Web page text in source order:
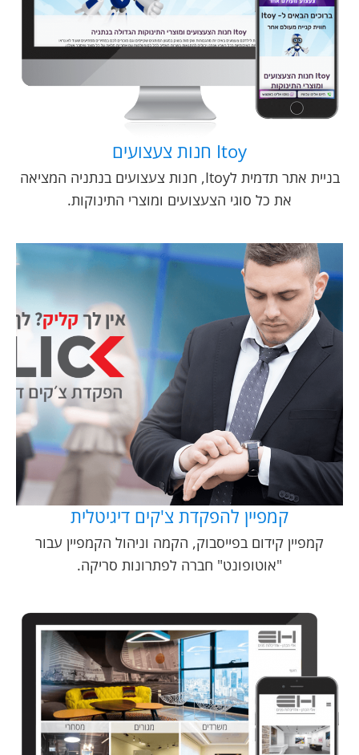
Itoy חנות צעצועים
בניית אתר תדמית לItoy, חנות צעצועים בנתניה המציאה
את כל סוגי הצעצועים ומוצרי התינוקות.
קמפיין להפקדת צ'קים דיגיטלית
קמפיין קידום בפייסבוק, הקמה וניהול הקמפיין עבור
"אוטופונט" חברה לפתרונות סריקה.